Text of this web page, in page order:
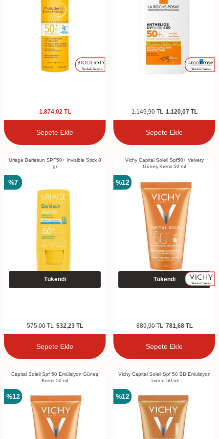
1.874,02TL
Sepete Ekle
1.149,90TL 1.120,07TL
Sepete Ekle
Uriage Bariesun SPF50+ Invisible Stick 8
gr
%7
Tükendi
575,00TL 532,23TL
Sepete Ekle
Vichy Capital Soleil Spf50+ Velvety
Güneş Kremi 50 ml
%12
Tükendi
889,90TL 781,68TL
Sepete Ekle
Capital Soleil Spf 50 Emülsiyon Güneş
Kremi 50 ml
%12
Vichy Capital Soleil Spf 50 BB Emülsiyon
Tinted 50 ml
%12